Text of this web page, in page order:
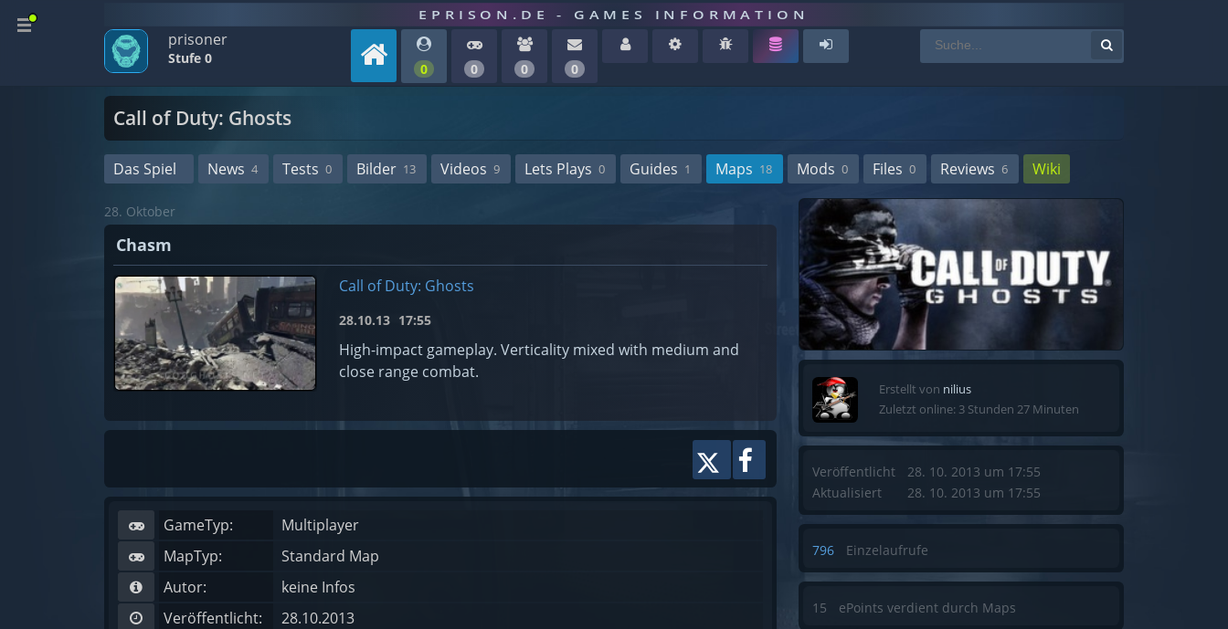
EPRISON.DE - GAMES INFORMATION
prisoner
Stufe 0
0 0 0 0
Call of Duty: Ghosts
Das Spiel News 4 Tests 0 Bilder 13 Videos 9 Lets Plays 0 Guides 1 Maps 18 Mods 0 Files 0 Reviews 6 Wiki
28. Oktober
Chasm
Call of Duty: Ghosts
28.10.13 17:55
High-impact gameplay. Verticality mixed with medium and
close range combat.
GameTyp:
Multiplayer
MapTyp:
Standard Map
Autor:
keine Infos
Veröffentlicht:
28.10.2013
Erstellt von nilius
Zuletzt online: 3 Stunden 27 Minuten
Veröffentlicht
Aktualisiert
28. 10. 2013 um 17:55
28. 10. 2013 um 17:55
796 Einzelaufrufe
15 ePoints verdient durch Maps